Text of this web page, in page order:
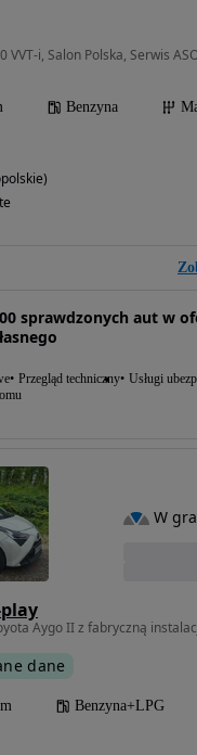
Benzyna
sprawdzonych aut w
Przegląd techniczny Usługi
Aygo II z fabryczną
dane
Benzyna+LPG
W